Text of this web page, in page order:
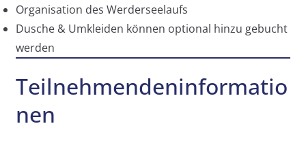
Organisation des Werderseelaufs
Dusche & Umkleiden können optional hinzu gebucht
werden
Teilnehmendeninformatio
nen